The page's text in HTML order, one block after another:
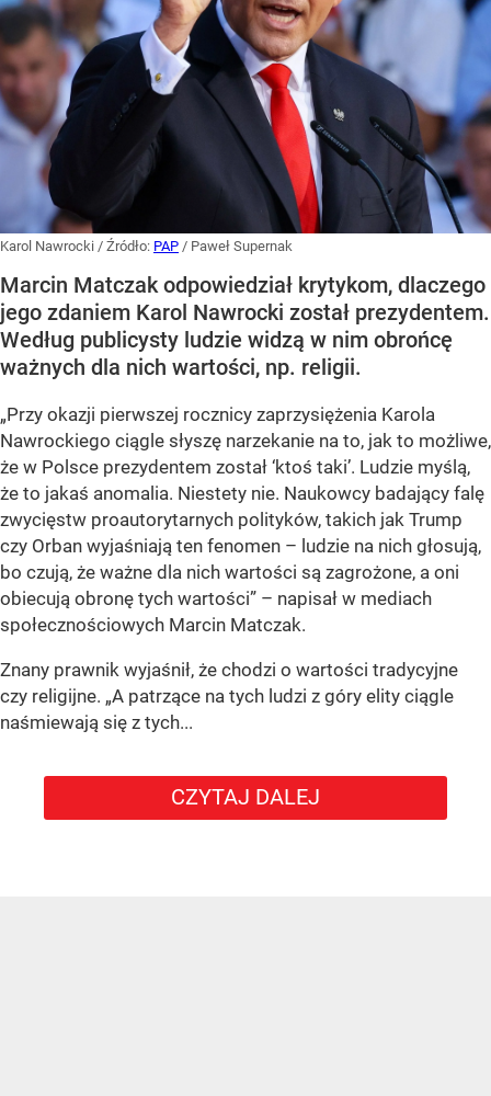
Karol Nawrocki / Źródło: PAP / Paweł Supernak
Marcin Matczak odpowiedział krytykom, dlaczego
jego zdaniem Karol Nawrocki został prezydentem.
Według publicysty ludzie widzą w nim obrońcę
ważnych dla nich wartości, np. religii.
„Przy okazji pierwszej rocznicy zaprzysiężenia Karola
Nawrockiego ciągle słyszę narzekanie na to, jak to możliwe,
że w Polsce prezydentem został ‘ktoś taki’. Ludzie myślą,
że to jakaś anomalia. Niestety nie. Naukowcy badający falę
zwycięstw proautorytarnych polityków, takich jak Trump
czy Orban wyjaśniają ten fenomen – ludzie na nich głosują,
bo czują, że ważne dla nich wartości są zagrożone, a oni
obiecują obronę tych wartości” – napisał w mediach
społecznościowych Marcin Matczak.
Znany prawnik wyjaśnił, że chodzi o wartości tradycyjne
czy religijne. „A patrzące na tych ludzi z góry elity ciągle
naśmiewają się z tych...
CZYTAJ DALEJ